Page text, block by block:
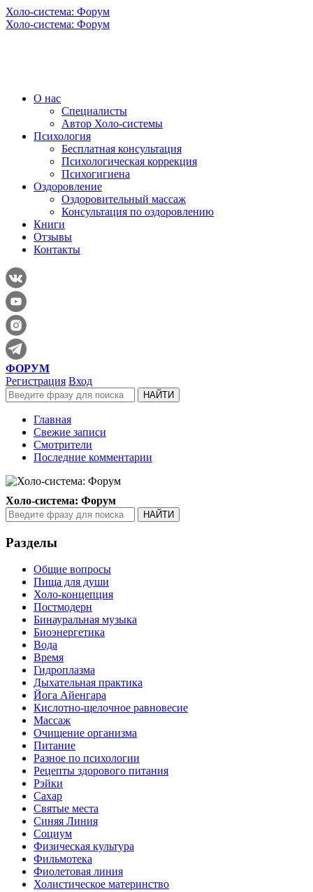
Холо-система: Форум
Холо-система: Форум
О нас
Специалисты
Автор Холо-системы
Психология
Бесплатная консультация
Психологическая коррекция
Психогигиена
Оздоровление
Оздоровительный массаж
Консультация по оздоровлению
Книги
Отзывы
Контакты
ФОРУМ
Регистрация Вход
Главная
Свежие записи
Смотрители
Последние комментарии
Холо-система: Форум
Разделы
Общие вопросы
Пища для души
Холо-концепция
Постмодерн
Бинауральная музыка
Биоэнергетика
Вода
Время
Гидроплазма
Дыхательная практика
Йога Айенгара
Кислотно-щелочное равновесие
Массаж
Очищение организма
Питание
Разное по психологии
Рецепты здорового питания
Рэйки
Сахар
Святые места
Синяя Линия
Социум
Физическая культура
Фильмотека
Фиолетовая линия
Холистическое материнство